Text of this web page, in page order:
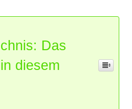
Das
diesem